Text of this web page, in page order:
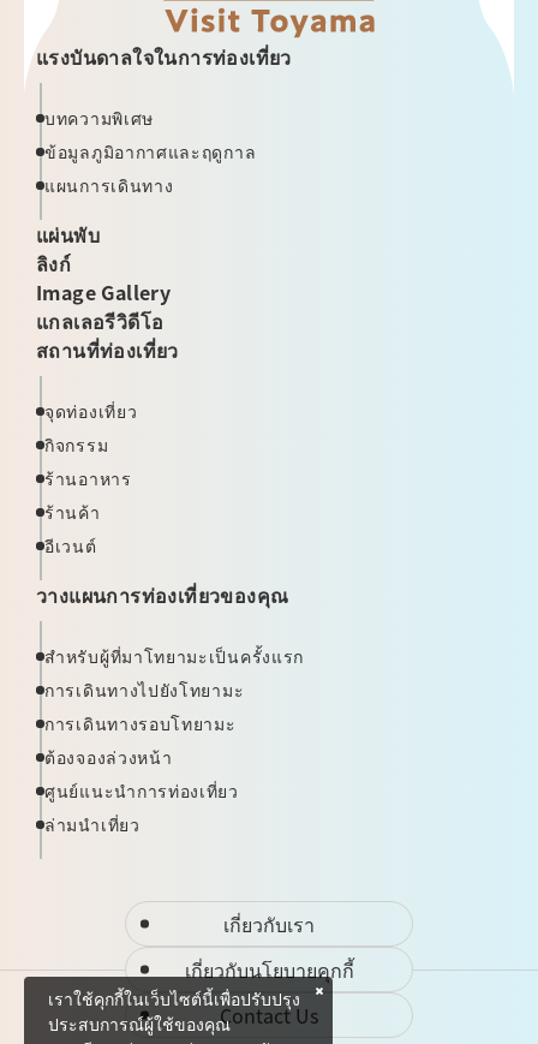
แรงบันดาลใจในการท่องเที่ยว
บทความพิเศษ
ข้อมูลภูมิอากาศและฤดูกาล
แผนการเดินทาง
แผ่นพับ
ลิงก์
Image Gallery
แกลเลอรีวิดีโอ
สถานที่ท่องเที่ยว
จุดท่องเที่ยว
กิจกรรม
ร้านอาหาร
ร้านค้า
อีเวนต์
วางแผนการท่องเที่ยวของคุณ
สำหรับผู้ที่มาโทยามะเป็นครั้งแรก
การเดินทางไปยังโทยามะ
การเดินทางรอบโทยามะ
ต้องจองล่วงหน้า
ศูนย์แนะนำการท่องเที่ยว
ล่ามนำเที่ยว
เกี่ยวกับเรา
เกี่ยวกับนโยบายคุกกี้
Contact Us
เราใช้คุกกี้ในเว็บไซต์นี้เพื่อปรับปรุง
ประสบการณ์ผู้ใช้ของคุณ